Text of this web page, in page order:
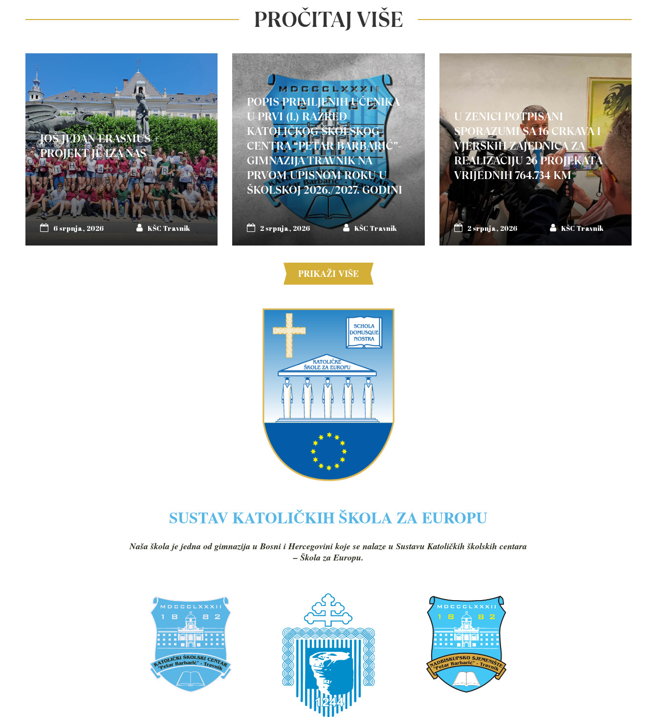
PROČITAJ VIŠE
JOŠ JEDAN ERASMUS +
PROJEKT JE IZA NAS
6 srpnja, 2026 KŠC Travnik
POPIS PRIMLJENIH UČENIKA
U PRVI (I.) RAZRED
KATOLIČKOG ŠKOLSKOG
CENTRA “PETAR BARBARIĆ”-
GIMNAZIJA TRAVNIK NA
PRVOM UPISNOM ROKU U
ŠKOLSKOJ 2026./2027. GODINI
2 srpnja, 2026 KŠC Travnik
U ZENICI POTPISANI
SPORAZUMI SA 16 CRKAVA I
VJERSKIH ZAJEDNICA ZA
REALIZACIJU 26 PROJEKATA
VRIJEDNIH 764.734 KM
2 srpnja, 2026 KŠC Travnik
PRIKAŽI VIŠE
SUSTAV KATOLIČKIH ŠKOLA ZA EUROPU
Naša škola je jedna od gimnazija u Bosni i Hercegovini koje se nalaze u Sustavu Katoličkih školskih centara
– Škola za Europu.